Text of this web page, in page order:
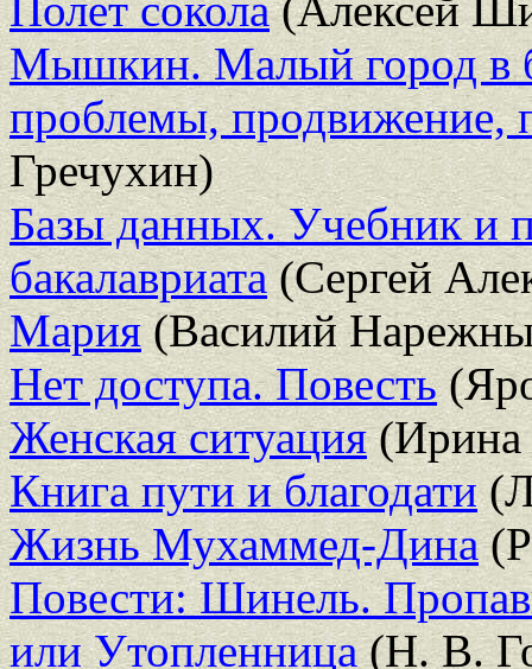
Мышкин. Малый город в
проблемы, продвижение,
Гречухин)
Базы данных. Учебник и
бакалавриата(Сергей
Мария(Василий
Нет доступа. Повесть
Женская ситуация(Ирина
Книга пути и благодати
Жизнь Мухаммед-Дина
Повести: Шинель.
или Утопленница(Н. В.